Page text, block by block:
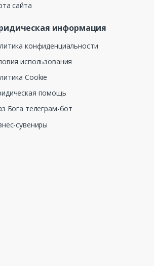
сайта
информация
конфиденциальности
использования
Cookie
помощь
Бога телеграм-бот
сувениры